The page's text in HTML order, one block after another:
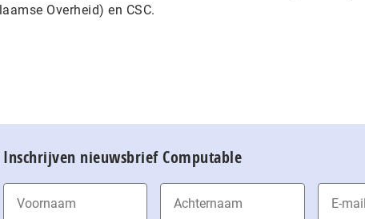
Overheid) en CSC.
Inschrijven nieuwsbrief Computable